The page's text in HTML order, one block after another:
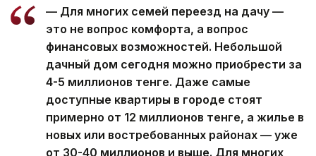
— Для многих семей переезд на дачу —
это не вопрос комфорта, а вопрос
финансовых возможностей. Небольшой
дачный дом сегодня можно приобрести за
4-5 миллионов тенге. Даже самые
доступные квартиры в городе стоят
примерно от 12 миллионов тенге, а жилье в
новых или востребованных районах — уже
от 30-40 миллионов и выше. Для многих